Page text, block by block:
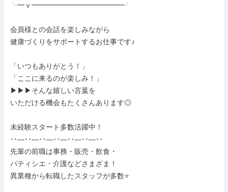
╰━ｖ━━━━━━━━━━━━━╯
会員様との会話を楽しみながら
健康づくりをサポートするお仕事です♪
「いつもありがとう！」
「ここに来るのが楽しみ！」
▶▶▶そんな嬉しい言葉を
いただける機会もたくさんあります◎
未経験スタート多数活躍中！
･･―･･―･･―･･―･･―･･―･･
先輩の前職は事務・販売・飲食・
パティシエ・介護などさまざま！
異業種から転職したスタッフが多数⭐